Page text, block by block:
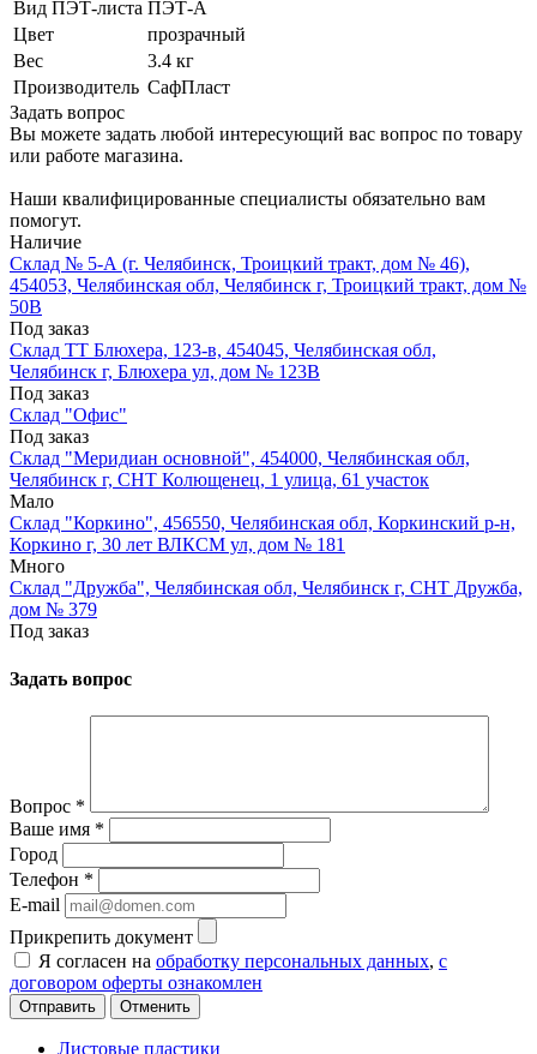
Вид ПЭТ-листа ПЭТ-А
Цвет
прозрачный
Вес
3.4 кг
Производитель СафПласт
Задать вопрос
Вы можете задать любой интересующий вас вопрос по товару
или работе магазина.
Наши квалифицированные специалисты обязательно вам
помогут.
Наличие
Склад № 5-А (г. Челябинск, Троицкий тракт, дом № 46),
454053, Челябинская обл, Челябинск г, Троицкий тракт, дом №
50В
Под заказ
Склад ТТ Блюхера, 123-в, 454045, Челябинская обл,
Челябинск г, Блюхера ул, дом № 123В
Под заказ
Склад "Офис"
Под заказ
Склад "Меридиан основной", 454000, Челябинская обл,
Челябинск г, СНТ Колющенец, 1 улица, 61 участок
Мало
Склад "Коркино", 456550, Челябинская обл, Коркинский р-н,
Коркино г, 30 лет ВЛКСМ ул, дом № 181
Много
Склад "Дружба", Челябинская обл, Челябинск г, СНТ Дружба,
дом № 379
Под заказ
Задать вопрос
Вопрос *
Ваше имя *
Город
Телефон *
E-mail
Прикрепить документ
Я согласен на обработку персональных данных, с
договором оферты ознакомлен
Отменить
Листовые пластики